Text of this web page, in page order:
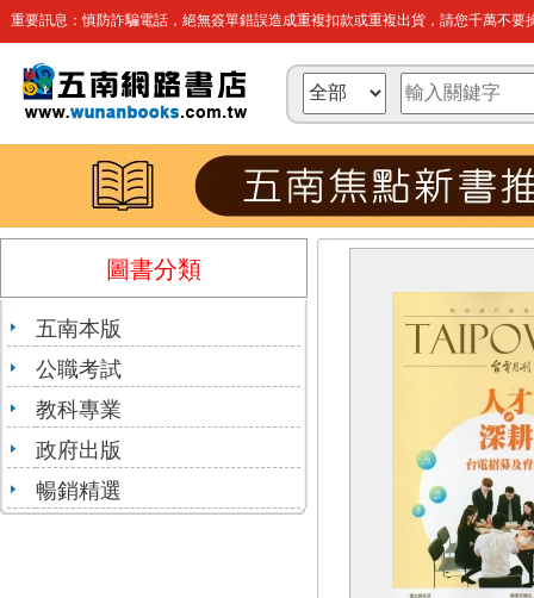
重要訊息：慎防詐騙電話，絕無簽單錯誤造成重複扣款或重複出貨，請您千萬不要
圖書分類
五南本版
公職考試
教科專業
政府出版
暢銷精選